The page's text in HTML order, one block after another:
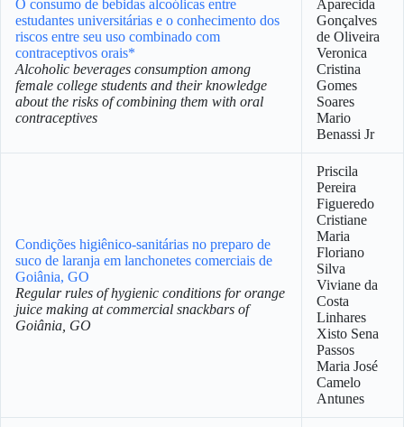
O consumo de bebidas alcoólicas entre
estudantes universitárias e o conhecimento dos
riscos entre seu uso combinado com
contraceptivos orais*
Alcoholic beverages consumption among
female college students and their knowledge
about the risks of combining them with oral
contraceptives
Aparecida
Gonçalves
de Oliveira
Veronica
Cristina
Gomes
Soares
Mario
Benassi Jr
Condições higiênico-sanitárias no preparo de
suco de laranja em lanchonetes comerciais de
Goiânia, GO
Regular rules of hygienic conditions for orange
juice making at commercial snackbars of
Goiânia, GO
Priscila
Pereira
Figueredo
Cristiane
Maria
Floriano
Silva
Viviane da
Costa
Linhares
Xisto Sena
Passos
Maria José
Camelo
Antunes